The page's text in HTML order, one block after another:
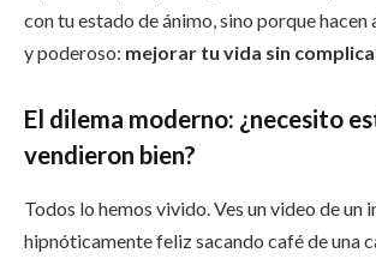
con tu estado de ánimo, sino porque hacen
y poderoso: mejorar tu vida sin
El dilema moderno: ¿necesito
vendieron bien?
Todos lo hemos vivido. Ves un video de un
hipnóticamente feliz sacando café de una